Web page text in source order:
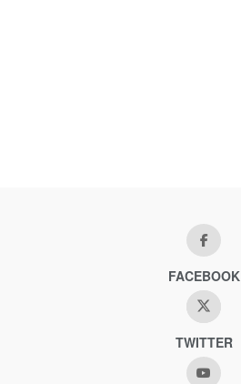
FACEBOOK
TWITTER